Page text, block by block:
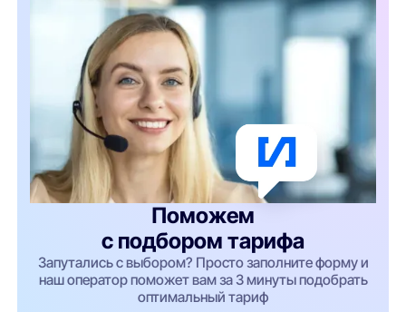
Поможем
с подбором тарифа
Запутались с выбором? Просто заполните форму и
наш оператор поможет вам за 3 минуты подобрать
оптимальный тариф